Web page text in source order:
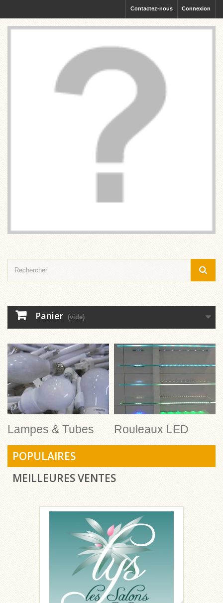
Connexion
Contactez-nous
Panier (vide)
Lampes & Tubes Rouleaux LED
POPULAIRES
MEILLEURES VENTES